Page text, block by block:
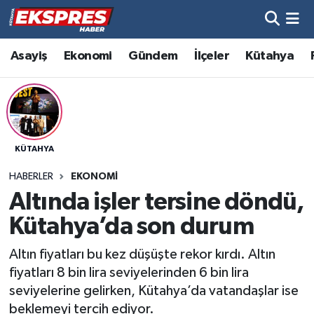
Asayiş Ekonomi Gündem İlçeler Kütahya
KÜTAHYA
HABERLER EKONOMI
Altında işler tersine döndü,
Kütahya’da son durum
Altın fiyatları bu kez düşüşte rekor kırdı. Altın
fiyatları 8 bin lira seviyelerinden 6 bin lira
seviyelerine gelirken, Kütahya’da vatandaşlar ise
beklemeyi tercih ediyor.
Altıntaş
Asayiş
Aslanapa
Bölge
Çavdarhisar
Domaniç
Dumlupınar
Hava Durumu
Trafik Durumu
Süper Lig Puan Durumu ve Fikstür
Son Dakika Haberleri
Haber Arşivi